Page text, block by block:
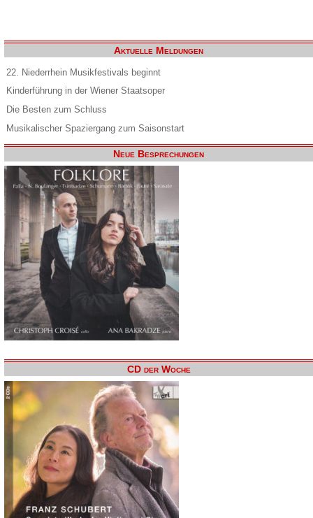
Aktuelle Meldungen
22. Niederrhein Musikfestivals beginnt
Kinderführung in der Wiener Staatsoper
Die Besten zum Schluss
Musikalischer Spaziergang zum Saisonstart
Neue Besprechungen
CD der Woche